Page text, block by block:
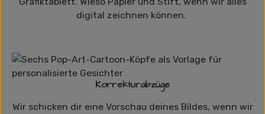
digital zeichnen können.
Korrekturabzüge
Wir schicken dir eine Vorschau deines Bildes, wenn wir